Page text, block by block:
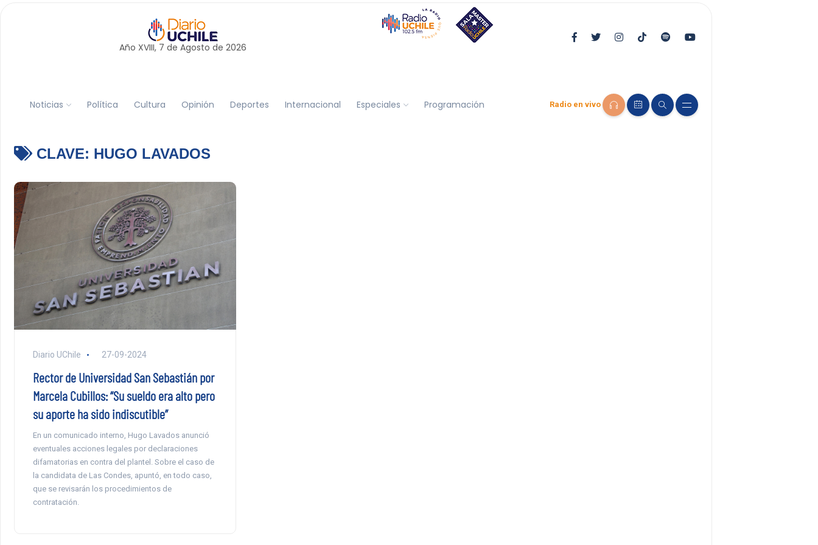
Año XVIII, 7 de Agosto de 2026
Noticias Política Cultura Opinión Deportes Internacional Especiales Programación Radio en vivo
CLAVE: HUGO LAVADOS
Diario UChile 27-09-2024
Rector de Universidad San Sebastián por
Marcela Cubillos: “Su sueldo era alto pero
su aporte ha sido indiscutible”
En un comunicado interno, Hugo Lavados anunció
eventuales acciones legales por declaraciones
difamatorias en contra del plantel. Sobre el caso de
la candidata de Las Condes, apuntó, en todo caso,
que se revisarán los procedimientos de
contratación.